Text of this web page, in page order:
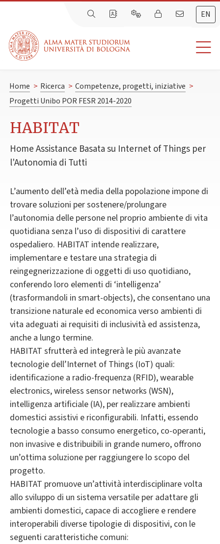
EN
Home > Ricerca > Competenze, progetti, iniziative >
Progetti Unibo POR FESR 2014-2020
HABITAT
Home Assistance Basata su Internet of Things per
l'Autonomia di Tutti
L’aumento dell’età media della popolazione impone di
trovare soluzioni per sostenere/prolungare
l’autonomia delle persone nel proprio ambiente di vita
quotidiana senza l’uso di dispositivi di carattere
ospedaliero. HABITAT intende realizzare,
implementare e testare una strategia di
reingegnerizzazione di oggetti di uso quotidiano,
conferendo loro elementi di ‘intelligenza’
(trasformandoli in smart-objects), che consentano una
transizione naturale ed economica verso ambienti di
vita adeguati ai requisiti di inclusività ed assistenza,
anche a lungo termine.
HABITAT sfrutterà ed integrerà le più avanzate
tecnologie dell’Internet of Things (IoT) quali:
identificazione a radio-frequenza (RFID), wearable
electronics, wireless sensor networks (WSN),
intelligenza artificiale (IA), per realizzare ambienti
domestici assistivi e riconfigurabili. Infatti, essendo
tecnologie a basso consumo energetico, co-operanti,
non invasive e distribuibili in grande numero, offrono
un’ottima soluzione per raggiungere lo scopo del
progetto.
HABITAT promuove un’attività interdisciplinare volta
allo sviluppo di un sistema versatile per adattare gli
ambienti domestici, capace di accogliere e rendere
interoperabili diverse tipologie di dispositivi, con le
seguenti caratteristiche comuni: